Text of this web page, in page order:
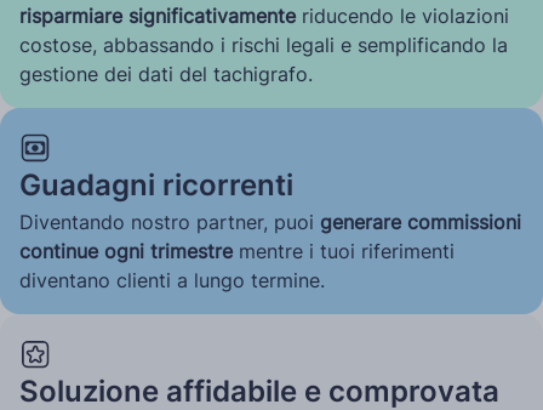
risparmiare significativamente riducendo le violazioni
costose, abbassando i rischi legali e semplificando la
gestione dei dati del tachigrafo.
Guadagni ricorrenti
Diventando nostro partner, puoi generare commissioni
continue ogni trimestre mentre i tuoi riferimenti
diventano clienti a lungo termine.
Soluzione affidabile e comprovata